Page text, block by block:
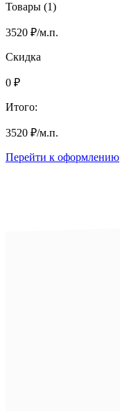
Товары (1)
3520 ₽/м.п.
Скидка
0 ₽
Итого:
3520 ₽/м.п.
Перейти к оформлению